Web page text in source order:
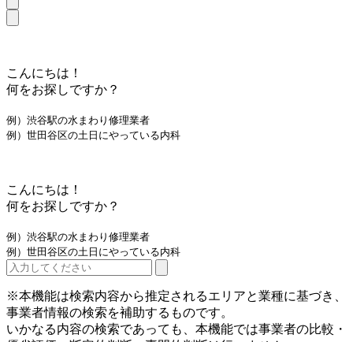
こんにちは！
何をお探しですか？
例）渋谷駅の水まわり修理業者
例）世田谷区の土日にやっている内科
こんにちは！
何をお探しですか？
例）渋谷駅の水まわり修理業者
例）世田谷区の土日にやっている内科
※本機能は検索内容から推定されるエリアと業種に基づき、
事業者情報の検索を補助するものです。
いかなる内容の検索であっても、本機能では事業者の比較・